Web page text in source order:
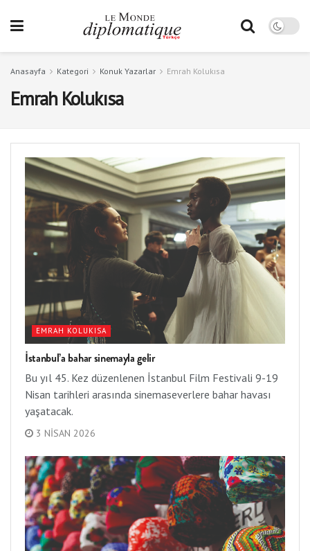
Anasayfa Kategori Konuk Yazarlar Emrah Kolukısa
Emrah Kolukısa
EMRAH KOLUKISA
İstanbul’a bahar sinemayla gelir
Bu yıl 45. Kez düzenlenen İstanbul Film Festivali 9-19
Nisan tarihleri arasında sinemaseverlere bahar havası
yaşatacak.
3 NISAN 2026